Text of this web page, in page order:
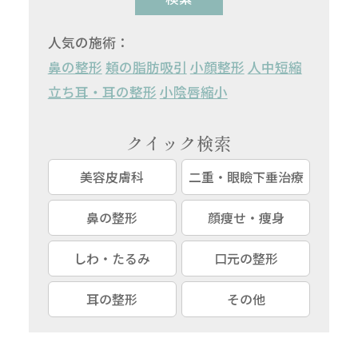
人気の施術：
鼻の整形 頬の脂肪吸引 小顔整形 人中短縮
立ち耳・耳の整形 小陰唇縮小
クイック検索
美容皮膚科 二重・眼瞼下垂治療
鼻の整形 顔痩せ・痩身
しわ・たるみ 口元の整形
耳の整形 その他